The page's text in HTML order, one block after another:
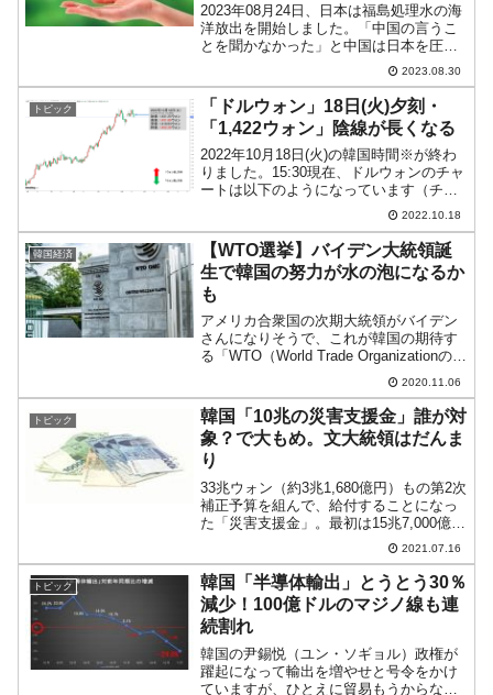
2023年08月24日、日本は福島処理水の海
洋放出を開始しました。「中国の言うこ
とを聞かなかった」と中国は日本を圧迫
する動きに出ており、日本もこれに反
発。日中の対立が深まっています。この
状況について、韓国メディア
『NEWSIS』が興味深い記...
2023.08.30
トピック
「ドルウォン」18日(火)夕刻・
「1,422ウォン」陰線が長くなる
2022年10月18日(火)の韓国時間※が終わ
りました。15:30現在、ドルウォンのチャ
ートは以下のようになっています（チャ
ートは『Investing.com』より引用）。陰
線が長くなりました。一時「1ドル＝
1,418ウォン」まで下げました...
2022.10.18
韓国経済
【WTO選挙】バイデン大統領誕
生で韓国の努力が水の泡になるか
も
アメリカ合衆国の次期大統領がバイデン
さんになりそうで、これが韓国の期待す
る「WTO（World Trade Organizationの
略：世界貿易機関）事務局長選挙に影響
を与える」と韓国メディアでは報じてい
ます。例えば、『中央日報（日本語版...
2020.11.06
トピック
韓国「10兆の災害支援金」誰が対
象？で大もめ。文大統領はだんま
り
33兆ウォン（約3兆1,680億円）もの第2次
補正予算を組んで、給付することになっ
た「災害支援金」。最初は15兆7,000億ウ
ォン規模（約1兆5,072億円）と報じられ
ていたのですが、これが「10兆4,000億ウ
ォン」（約9,984億円）に...
2021.07.16
トピック
韓国「半導体輸出」とうとう30％
減少！100億ドルのマジノ線も連
続割れ
韓国の尹錫悦（ユン・ソギョル）政権が
躍起になって輸出を増やせと号令をかけ
ていますが、ひとえに貿易もうからない